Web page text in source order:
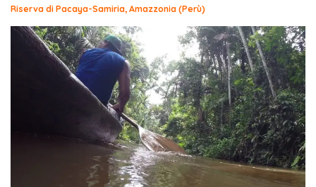
Riserva di Pacaya-Samiria, Amazzonia (Perù)